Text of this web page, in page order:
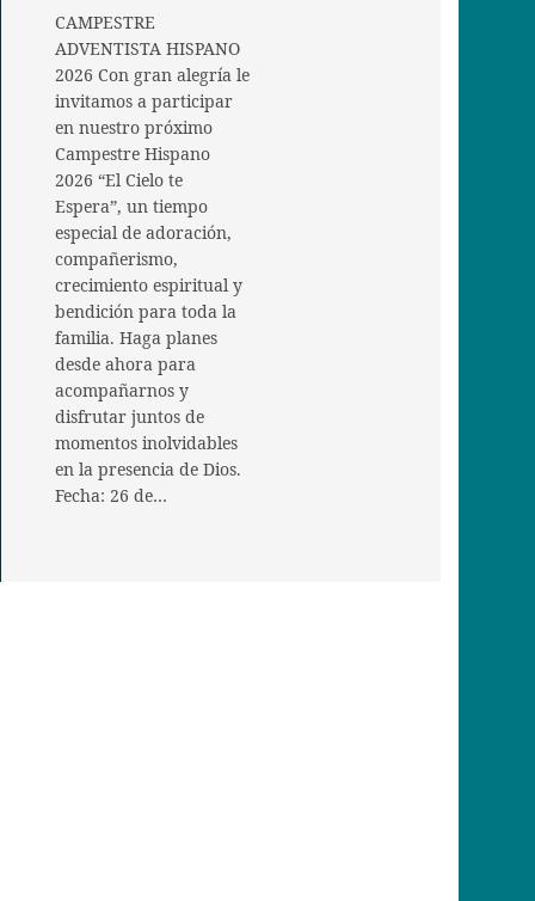
CAMPESTRE
ADVENTISTA HISPANO
2026 Con gran alegría le
invitamos a participar
en nuestro próximo
Campestre Hispano
2026 “El Cielo te
Espera”, un tiempo
especial de adoración,
compañerismo,
crecimiento espiritual y
bendición para toda la
familia. Haga planes
desde ahora para
acompañarnos y
disfrutar juntos de
momentos inolvidables
en la presencia de Dios.
Fecha: 26 de…